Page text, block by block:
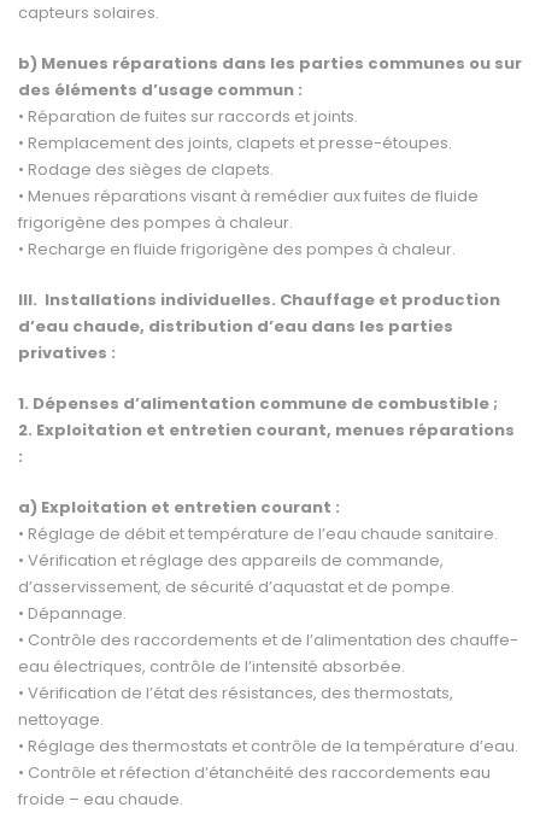
capteurs solaires.
b) Menues réparations dans les parties communes ou sur
des éléments d’usage commun :
• Réparation de fuites sur raccords et joints.
• Remplacement des joints, clapets et presse-étoupes.
• Rodage des sièges de clapets.
• Menues réparations visant à remédier aux fuites de fluide
frigorigène des pompes à chaleur.
• Recharge en fluide frigorigène des pompes à chaleur.
III. Installations individuelles. Chauffage et production
d’eau chaude, distribution d’eau dans les parties
privatives :
1. Dépenses d’alimentation commune de combustible ;
2. Exploitation et entretien courant, menues réparations
:
a) Exploitation et entretien courant :
• Réglage de débit et température de l’eau chaude sanitaire.
• Vérification et réglage des appareils de commande,
d’asservissement, de sécurité d’aquastat et de pompe.
• Dépannage.
• Contrôle des raccordements et de l’alimentation des chauffe-
eau électriques, contrôle de l’intensité absorbée.
• Vérification de l’état des résistances, des thermostats,
nettoyage.
• Réglage des thermostats et contrôle de la température d’eau.
• Contrôle et réfection d’étanchéité des raccordements eau
froide – eau chaude.